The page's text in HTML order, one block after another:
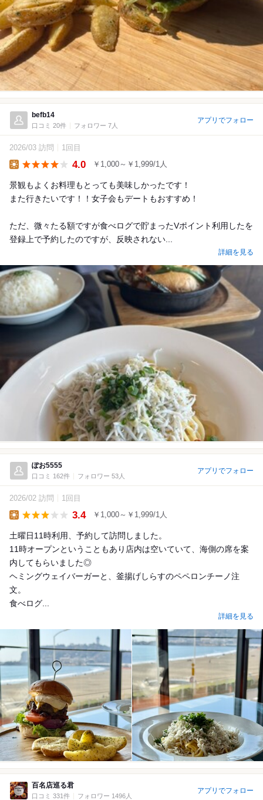
befb14
口コミ 20件 フォロワー 7人
アプリでフォロー
2026/03 訪問 1回目
4.0 ￥1,000～￥1,999/1人
景観もよくお料理もとっても美味しかったです！
また行きたいです！！女子会もデートもおすすめ！
ただ、微々たる額ですが食べログで貯まったVポイント利用したを
登録上で予約したのですが、反映されない...
詳細を見る
ぽお5555
口コミ 162件 フォロワー 53人
アプリでフォロー
2026/02 訪問 1回目
3.4 ￥1,000～￥1,999/1人
土曜日11時利用、予約して訪問しました。
11時オープンということもあり店内は空いていて、海側の席を案
内してもらいました◎
ヘミングウェイバーガーと、釜揚げしらすのペペロンチーノ注
文。
食べログ...
詳細を見る
百名店巡る君
口コミ 331件 フォロワー 1496人
アプリでフォロー